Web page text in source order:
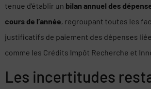
tenue d’établir un bilan annuel des
cours de l’année, regroupant toutes les
justificatifs de paiement des dépenses
comme les Crédits Impôt Recherche et
Les incertitudes